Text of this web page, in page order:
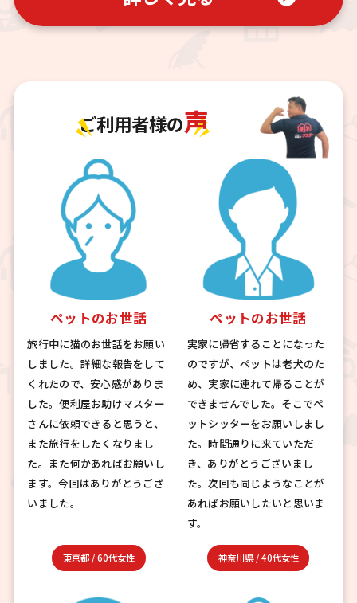
ご利用者様の声
ペットのお世話
旅行中に猫のお世話をお願い
しました。詳細な報告をして
くれたので、安心感がありま
した。便利屋お助けマスター
さんに依頼できると思うと、
また旅行をしたくなりまし
た。また何かあればお願いし
ます。今回はありがとうござ
いました。
東京都/60代女性
ペットのお世話
実家に帰省することになった
のですが、ペットは老犬のた
め、実家に連れて帰ることが
できませんでした。そこでペ
ットシッターをお願いしまし
た。時間通りに来ていただ
き、ありがとうございまし
た。次回も同じようなことが
あればお願いしたいと思いま
す。
神奈川県/40代女性